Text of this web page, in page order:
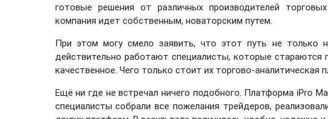
готовые решения от различных производителей
компания идет собственным, новаторским путем.
При этом могу смело заявить, что этот путь не только
действительно работают специалисты, которые стараются
качественное. Чего только стоит их торгово-аналитическая
Ещё ни где не встречал ничего подобного. Платформа iPro
специалисты собрали все пожелания трейдеров,